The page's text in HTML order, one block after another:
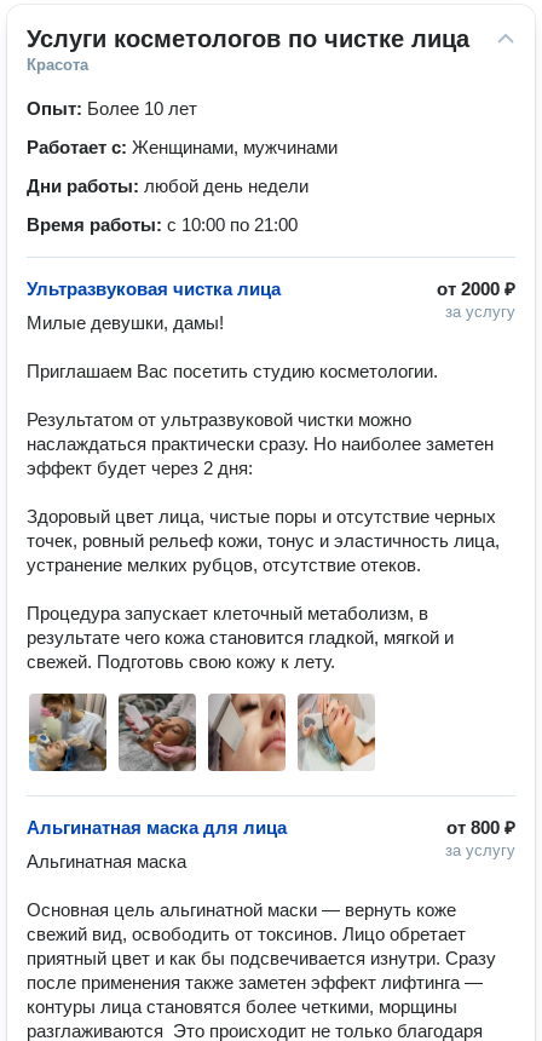
Услуги косметологов по чистке лица
Красота
Опыт: Более 10 лет
Работает с: Женщинами, мужчинами
Дни работы: любой день недели
Время работы: с 10:00 по 21:00
от 2000 ₽
за услугу
Ультразвуковая чистка лица
Милые девушки, дамы!
Приглашаем Вас посетить студию косметологии.
Результатом от ультразвуковой чистки можно
наслаждаться практически сразу. Но наиболее заметен
эффект будет через 2 дня:
Здоровый цвет лица, чистые поры и отсутствие черных
точек, ровный рельеф кожи, тонус и эластичность лица,
устранение мелких рубцов, отсутствие отеков.
Процедура запускает клеточный метаболизм, в
результате чего кожа становится гладкой, мягкой и
свежей. Подготовь свою кожу к лету.
от 800 ₽
за услугу
Альгинатная маска для лица
Альгинатная маска
Основная цель альгинатной маски — вернуть коже
свежий вид, освободить от токсинов. Лицо обретает
приятный цвет и как бы подсвечивается изнутри. Сразу
после применения также заметен эффект лифтинга —
контуры лица становятся более четкими, морщины
разглаживаются  Это происходит не только благодаря